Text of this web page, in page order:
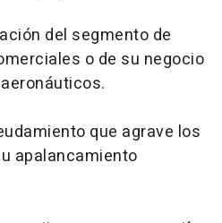
del segmento de
o de su negocio
que agrave los
apalancamiento